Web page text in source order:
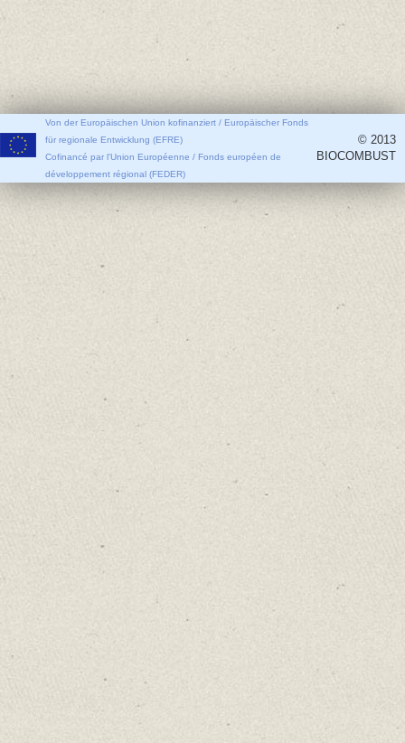
Von der Europäischen Union kofinanziert / Europäischer Fonds
für regionale Entwicklung (EFRE)
Cofinancé par l'Union Européenne / Fonds européen de
développement régional (FEDER)
© 2013
BIOCOMBUST